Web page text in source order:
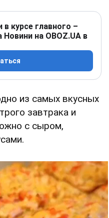
курсе главного –
на OBOZ.UA в
из самых вкусных
завтрака и
с сыром,